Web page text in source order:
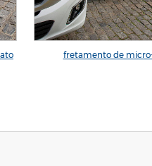
fretamento de